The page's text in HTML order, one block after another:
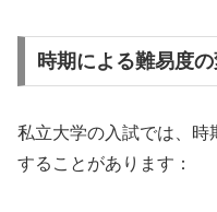
時期による難易度
私立大学の入試では、時
することがあります：